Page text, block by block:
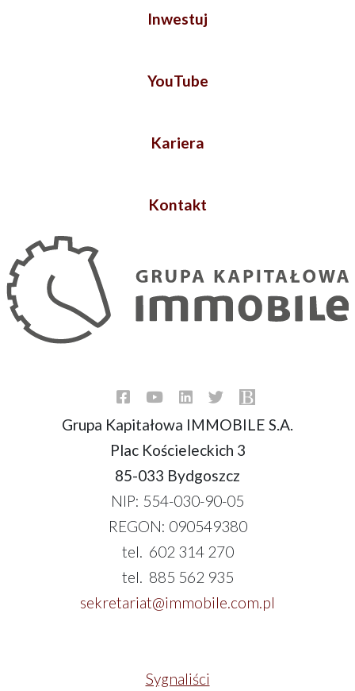
Inwestuj
YouTube
Kariera
Kontakt
Grupa Kapitałowa IMMOBILE S.A.
Plac Kościeleckich 3
85-033 Bydgoszcz
NIP: 554-030-90-05
REGON: 090549380
tel. 602 314 270
tel. 885 562 935
sekretariat@immobile.com.pl
Sygnaliści